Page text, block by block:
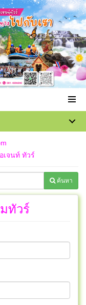
เจนท์ ทัวร์
ค้นหา
ทัวร์